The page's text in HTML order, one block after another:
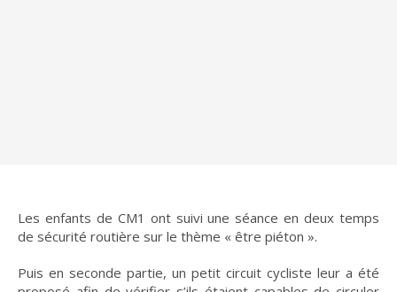
Les enfants de CM1 ont suivi une séance en deux temps
de sécurité routière sur le thème « être piéton ».
Puis en seconde partie, un petit circuit cycliste leur a été